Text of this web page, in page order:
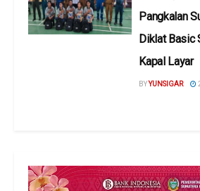
Pangkalan
Diklat Basic
Kapal Layar
BYYUNSIGAR